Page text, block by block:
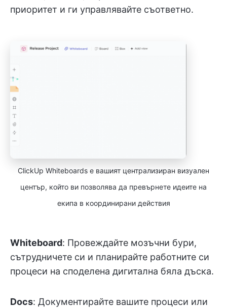
приоритет и ги управлявайте съответно.
ClickUp Whiteboards е вашият централизиран визуален
център, който ви позволява да превърнете идеите на
екипа в координирани действия
Whiteboard: Провеждайте мозъчни бури,
сътрудничете си и планирайте работните си
процеси на споделена дигитална бяла дъска.
Docs: Документирайте вашите процеси или